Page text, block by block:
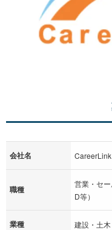
会社名
職種
営業・セ
D等）
業種 建設・土